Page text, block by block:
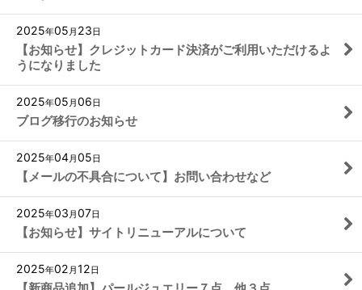
2025年05 月 23日
【お知らせ】クレジットカード決済がご利用いただけるよ
うになりました
2025年05 月06日
ブログ移行のお知らせ
2025年04月05日
【メールの不具合について】お問い合わせなど
2025年03 月07日
【お知らせ】サイトリニューアルについて
2025年02 月12日